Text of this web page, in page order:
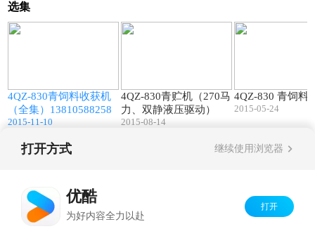
选集
4QZ-830青饲料收获机
（全集）13810588258
2015-11-10
4QZ-830青贮机（270马
力、双静液压驱动）
2015-08-14
4QZ-830 青饲料
2015-05-24
打开方式 继续使用浏览器
优酷
为好内容全力以赴
打开